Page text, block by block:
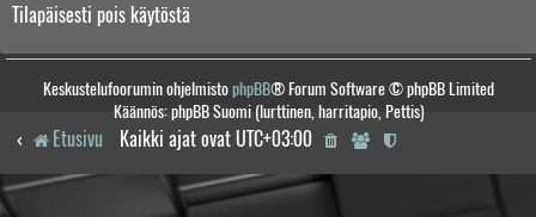
Tilapäisesti pois käytöstä
Keskustelufoorumin ohjelmistophpBB® Forum Software © phpBB Limited
Käännös: phpBB Suomi (lurttinen, harritapio, Pettis)
Etusivu Kaikki ajat ovat UTC+03:00